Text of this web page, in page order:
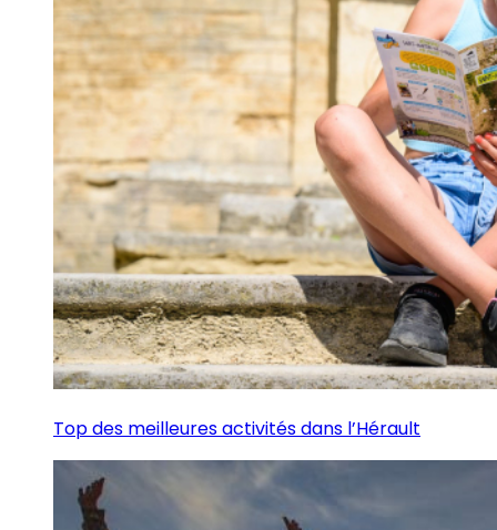
Top des meilleures activités dans l’Hérault